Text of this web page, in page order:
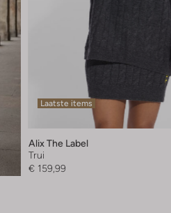
Laatste items
Alix The Label
Trui
€ 159,99